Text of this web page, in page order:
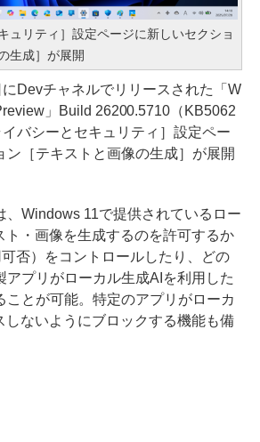
ュリティ］設定ページに新しいセクショ
生成］が展開
Devチャネルでリリースされた「W
」Build 26200.5710（KB5062
バシーとセキュリティ］設定ペー
ン［テキストと画像の生成］が展開
Windows 11で提供されているロー
ト・画像を生成するのを許可するか
否）をコントロールしたり、どの
アプリがローカル生成AIを利用した
ことが可能。特定のアプリがローカ
しないようにブロックする機能も備